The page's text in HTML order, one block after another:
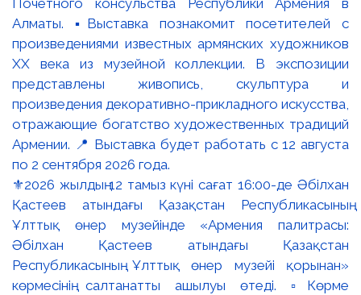
⚜️2026 жылдың 12 тамыз күні сағат 16:00-де Әбілхан
Қастеев атындағы Қазақстан Республикасының
Ұлттық өнер музейінде «Армения палитрасы:
Әбілхан Қастеев атындағы Қазақстан
Республикасының Ұлттық өнер музейі қорынан»
көрмесінің салтанатты ашылуы өтеді. ▫️Көрме